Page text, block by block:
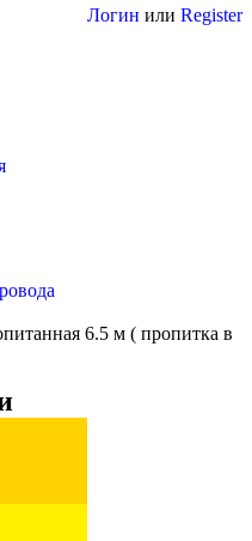
Логин или Register
6.5 м ( пропитка в